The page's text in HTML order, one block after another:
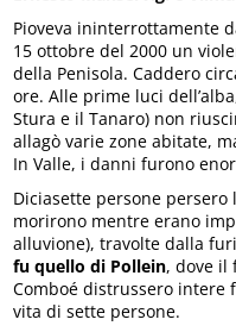
Pioveva ininterrottamente
15 ottobre del 2000 un
della Penisola. Caddero
ore. Alle prime luci
Stura e il Tanaro) non
allagò varie zone abitate,
In Valle, i danni furono
Diciasette persone
morirono mentre erano
alluvione), travolte dalla
fu quello di Pollein, dove il
Comboé distrussero intere
vita di sette persone.